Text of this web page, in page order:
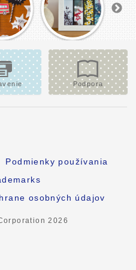
Podpora
Podmienky používania
osobných údajov
2026